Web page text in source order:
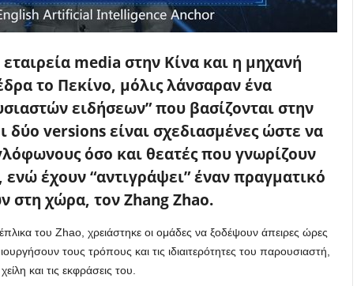
media στην Κίνα και η μηχανή
το Πεκίνο, μόλις λάνσαραν ένα
ειδήσεων” που βασίζονται στην
δύο versions είναι σχεδιασμένες ώστε να
όσο και θεατές που γνωρίζουν
ενώ έχουν “αντιγράψει” έναν πραγματικό
στη χώρα, τον Zhang Zhao.
του Zhao, χρειάστηκε οι ομάδες να ξοδέψουν άπειρες ώρες
τους τρόπους και τις ιδιαιτερότητες του παρουσιαστή,
και τις εκφράσεις του.